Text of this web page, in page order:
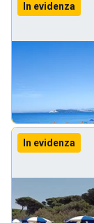
In evidenza
In evidenza